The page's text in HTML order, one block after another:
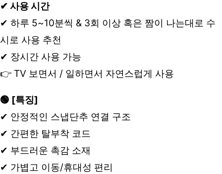
✔ 사용 시간
✔ 하루 5~10분씩 & 3회 이상 혹은 짬이 나는대로 수
시로 사용 추천
✔ 장시간 사용 가능
👉 TV 보면서 / 일하면서 자연스럽게 사용
🟢 [특징]
✔ 안정적인 스냅단추 연결 구조
✔ 간편한 탈부착 코드
✔ 부드러운 촉감 소재
✔ 가볍고 이동/휴대성 편리